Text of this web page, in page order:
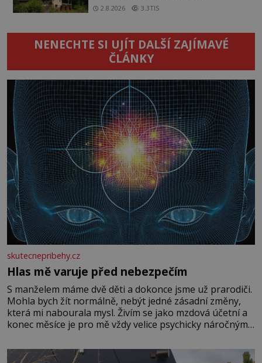
2.8.2026 3.3TIS
NENECHTE SI UJÍT DALŠÍ ZAJÍMAVÉ
ČLÁNKY
skutecnepribehy.cz
Hlas mě varuje před nebezpečím
S manželem máme dvě děti a dokonce jsme už prarodiči.
Mohla bych žít normálně, nebýt jedné zásadní změny,
která mi nabourala mysl. Živím se jako mzdová účetní a
konec měsíce je pro mě vždy velice psychicky náročným
dál častěji volá o pomoc, co se hlídání týče. Dalo by se